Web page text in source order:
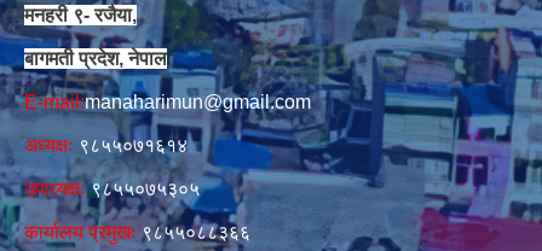
मनहरी ९- रजैया,
बागमती प्रदेश, नेपाल
E-mail:manaharimun@gmail.com
अध्यक्षः ९८५५०७१६१४
उपाध्यक्षः९८५५०७५३०५
कार्यालय प्रमुखः ९८५५०८८३६६